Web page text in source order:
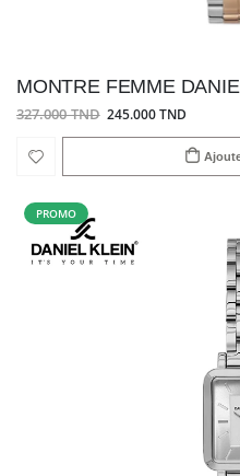
MONTRE FEMME
327.000 TND 245.000 TND
PROMO